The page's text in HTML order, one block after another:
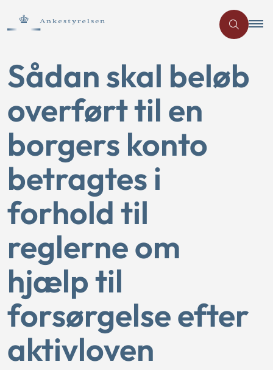
Sådan skal beløb
overført til en
borgers konto
betragtes i
forhold til
reglerne om
hjælp til
forsørgelse efter
aktivloven